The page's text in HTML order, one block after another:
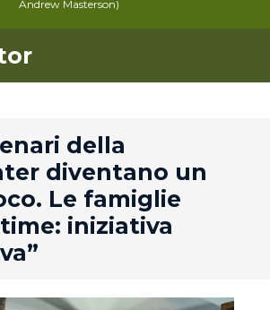
Andrew Masterson)
della
diventano un
Le famiglie
iniziativa